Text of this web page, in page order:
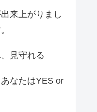
来上がりまし
見守れる
なたはYES or